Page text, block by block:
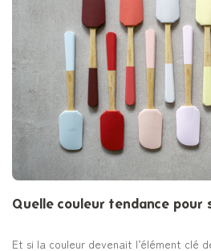
Quelle couleur tendance pour
Et si la couleur devenait l’élément clé